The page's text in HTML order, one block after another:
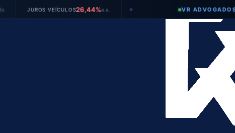
JUROS VEÍCULOS26,44%a.a. ● VR ADVOGADOS